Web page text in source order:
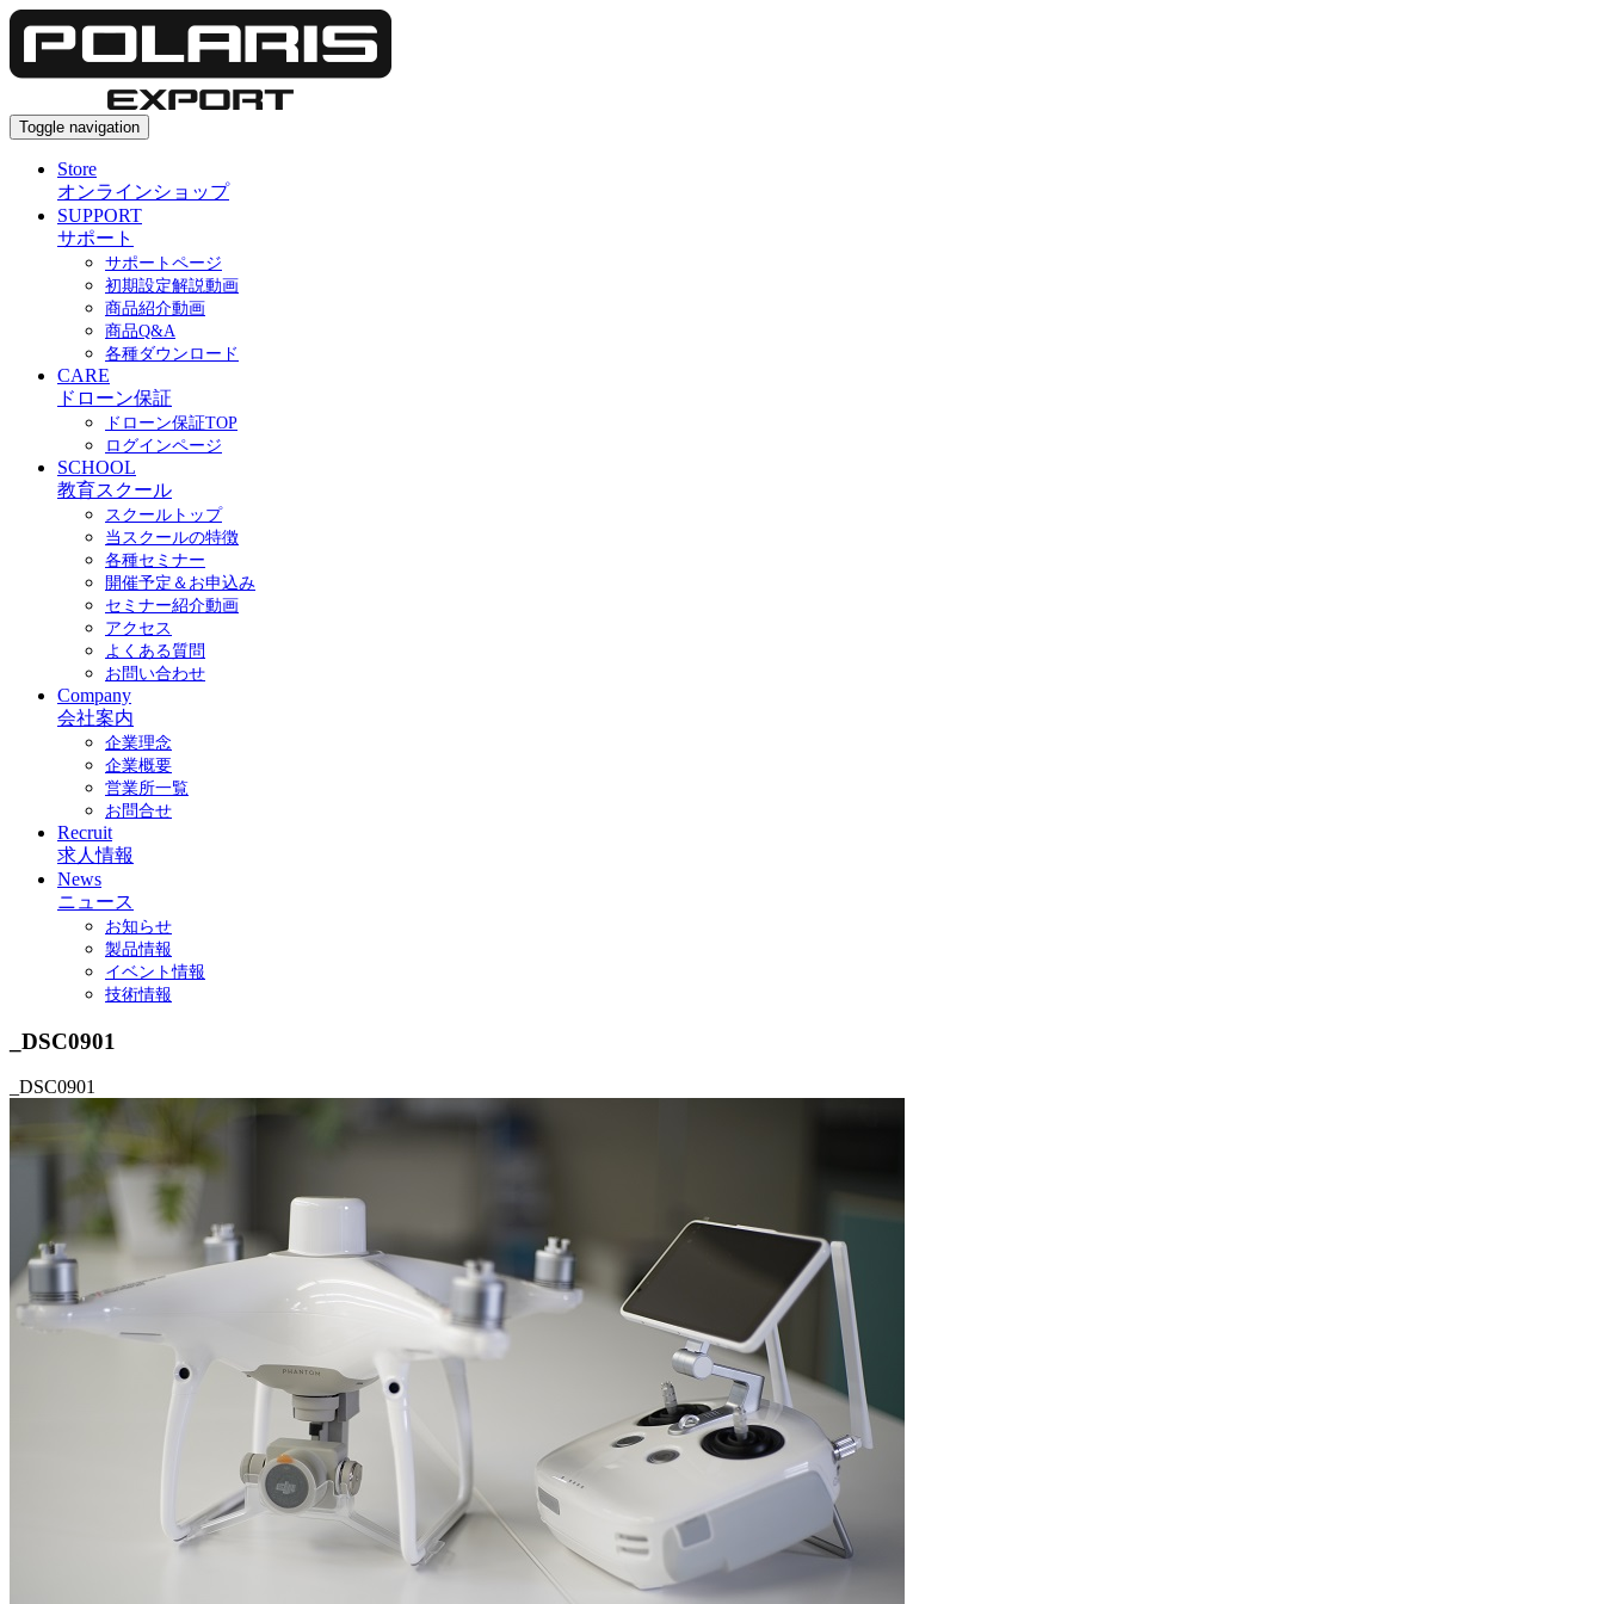
Toggle navigation
Store
オンラインショップ
SUPPORT
サポート
サポートページ
初期設定解説動画
商品紹介動画
商品Q&A
各種ダウンロード
CARE
ドローン保証
ドローン保証TOP
ログインページ
SCHOOL
教育スクール
スクールトップ
当スクールの特徴
各種セミナー
開催予定＆お申込み
セミナー紹介動画
アクセス
よくある質問
お問い合わせ
Company
会社案内
企業理念
企業概要
営業所一覧
お問合せ
Recruit
求人情報
News
ニュース
お知らせ
製品情報
イベント情報
技術情報
_DSC0901
_DSC0901